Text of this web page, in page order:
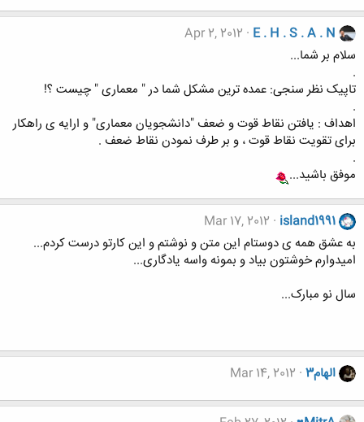
E . H . S . A . N
Apr 2, 2012
سلام بر شما...
.
تاپیک نظر سنجی: عمده ترین مشکل شما در " معماری " چیست ؟!
.
اهداف : یافتن نقاط قوت و ضعف "دانشجویان معماری" و ارایه ی راهکار
برای تقویت نقاط قوت ، و بر طرف نمودن نقاط ضعف .
.
موفق باشید...
island1991
Mar 17, 2012
به عشق همه ی دوستام این متن و نوشتم و این کارتو درست کردم...
امیدوارم خوشتون بیاد و بمونه واسه یادگاری...
سال نو مبارک...
الهام3 Mar 14, 2012